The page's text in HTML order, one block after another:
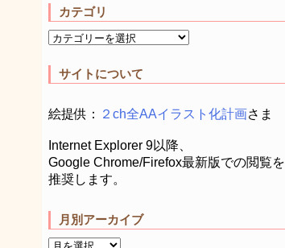
カテゴリ
サイトについて
絵提供： ２ch全AAイラスト化計画さま
Internet Explorer 9以降、
Google Chrome/Firefox最新版での閲覧を
推奨します。
月別アーカイブ